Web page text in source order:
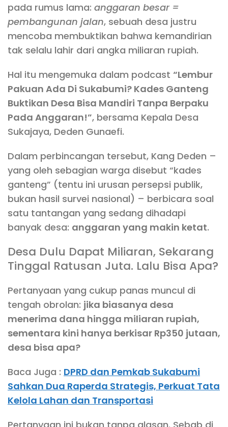
pada rumus lama: anggaran besar =
pembangunan jalan, sebuah desa justru
mencoba membuktikan bahwa kemandirian
tak selalu lahir dari angka miliaran rupiah.
Hal itu mengemuka dalam podcast “Lembur
Pakuan Ada Di Sukabumi? Kades Ganteng
Buktikan Desa Bisa Mandiri Tanpa Berpaku
Pada Anggaran!”, bersama Kepala Desa
Sukajaya, Deden Gunaefi.
Dalam perbincangan tersebut, Kang Deden –
yang oleh sebagian warga disebut “kades
ganteng” (tentu ini urusan persepsi publik,
bukan hasil survei nasional) – berbicara soal
satu tantangan yang sedang dihadapi
banyak desa: anggaran yang makin ketat.
Desa Dulu Dapat Miliaran, Sekarang
Tinggal Ratusan Juta. Lalu Bisa Apa?
Pertanyaan yang cukup panas muncul di
tengah obrolan: jika biasanya desa
menerima dana hingga miliaran rupiah,
sementara kini hanya berkisar Rp350 jutaan,
desa bisa apa?
Baca Juga : DPRD dan Pemkab Sukabumi
Sahkan Dua Raperda Strategis, Perkuat Tata
Kelola Lahan dan Transportasi